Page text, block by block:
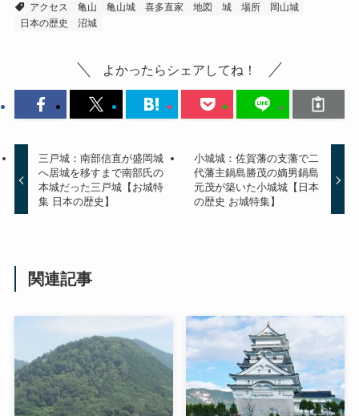
アクセス
亀山 亀山城 喜多直家 地図 城 場所
岡山城
日本の歴史
沼城
よかったらシェアしてね！
三戸城：南部信直が盛岡城
へ居城を移すまで南部氏の
本城だった三戸城【お城特
集 日本の歴史】
小城城：佐賀藩の支藩で二
代藩主鍋島勝茂の嫡男鍋島
元茂が築いた小城城【日本
の歴史 お城特集】
関連記事